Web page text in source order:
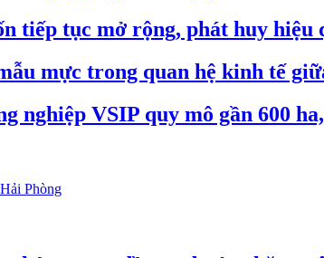
tiếp tục mở rộng, phát huy hiệu
mực trong quan hệ kinh tế
nghiệp VSIP quy mô gần 600
Phòng